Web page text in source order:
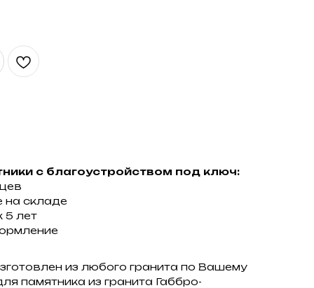
с благоустройством под ключ:
на складе
5 лет
из любого гранита по Вашему
памятника из гранита Габбро-